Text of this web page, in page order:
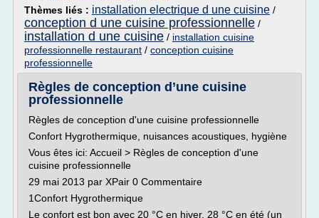
Thèmes liés : installation electrique d une cuisine /
conception d une cuisine professionnelle /
installation d une cuisine / installation cuisine
professionnelle restaurant / conception cuisine
professionnelle
Règles de conception d’une cuisine
professionnelle
Règles de conception d'une cuisine professionnelle
Confort Hygrothermique, nuisances acoustiques, hygiène
Vous êtes ici: Accueil > Règles de conception d'une
cuisine professionnelle
29 mai 2013 par XPair 0 Commentaire
1Confort Hygrothermique
Le confort est bon avec 20 °C en hiver, 28 °C en été (un